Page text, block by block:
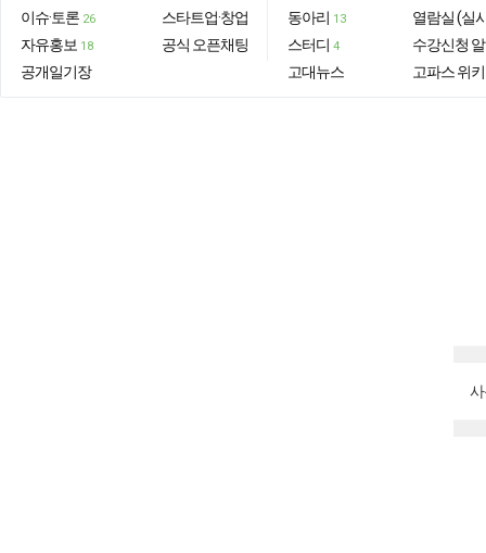
이슈·토론 26
자유홍보 18
공개일기장
스타트업·창업
공식 오픈채팅
동아리 13
스터디 4
고대뉴스
열람실 (실
수강신청
고파스 위키